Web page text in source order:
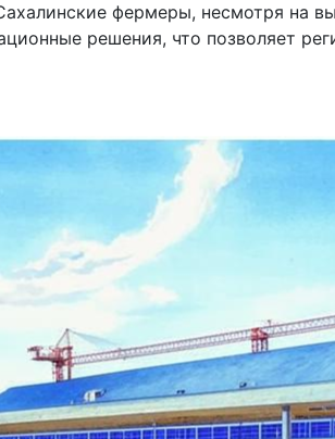
фермеры, несмотря на
решения, что позволяет